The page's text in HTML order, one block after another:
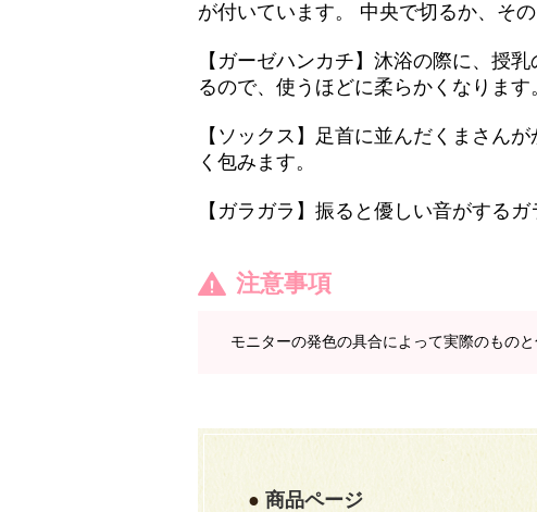
が付いています。 中央で切るか、そ
【ガーゼハンカチ】沐浴の際に、授
るので、使うほどに柔らかくなります
【ソックス】足首に並んだくまさん
く包みます。
【ガラガラ】振ると優しい音がする
注意事項
モニターの発色の具合によって実際のもの
商品ページ